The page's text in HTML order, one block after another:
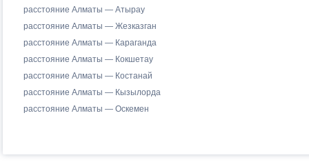
расстояние Алматы — Атырау
расстояние Алматы — Жезказган
расстояние Алматы — Караганда
расстояние Алматы — Кокшетау
расстояние Алматы — Костанай
расстояние Алматы — Кызылорда
расстояние Алматы — Оскемен